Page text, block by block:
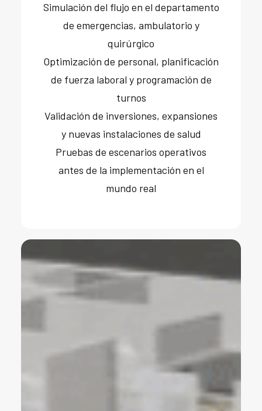
Simulación del flujo en el departamento
de emergencias, ambulatorio y
quirúrgico
Optimización de personal, planificación
de fuerza laboral y programación de
turnos
Validación de inversiones, expansiones
y nuevas instalaciones de salud
Pruebas de escenarios operativos
antes de la implementación en el
mundo real